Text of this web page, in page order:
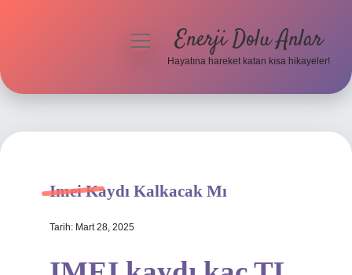
Hakkımızda
menüyüEnerji Dolu Anlar
Hayatına hareket katan kısa hikayeler!
Imei Kaydı Kalkacak Mı
Tarih: Mart 28, 2025